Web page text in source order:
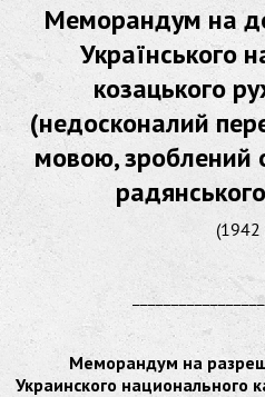
Меморандум на
Українського
козацького
(недосконалий
мовою, зроблений
(1942
Меморандум на
Украинского национального